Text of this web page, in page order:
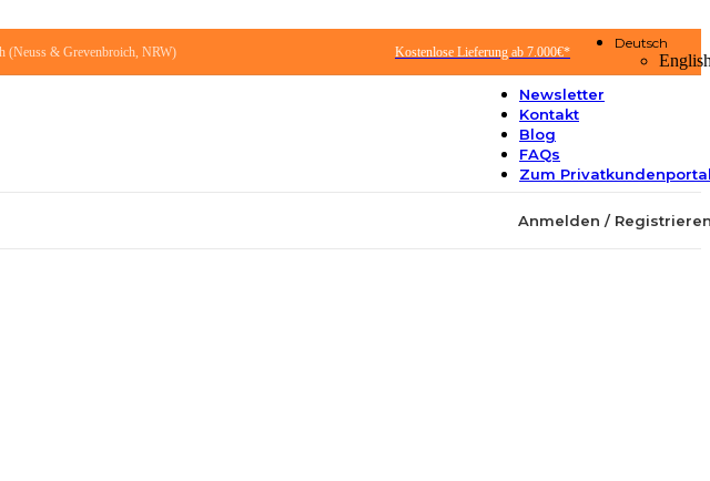
(Neuss & Grevenbroich, NRW) Kostenlose Lieferung ab 7.000€*
Deutsch
Newsletter
Kontakt
Blog
FAQs
Zum
Anmelden /